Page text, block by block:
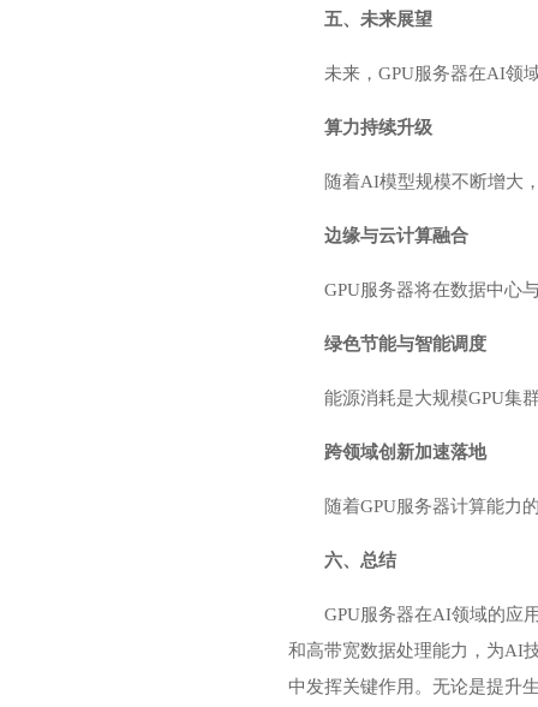
五、未来展望
未来，GPU服务器在AI领
算力持续升级
随着AI模型规模不断增大
边缘与云计算融合
GPU服务器将在数据中心
绿色节能与智能调度
能源消耗是大规模GPU集
跨领域创新加速落地
随着GPU服务器计算能力
六、总结
GPU服务器在AI领域的应
和高带宽数据处理能力，为AI
中发挥关键作用。无论是提升